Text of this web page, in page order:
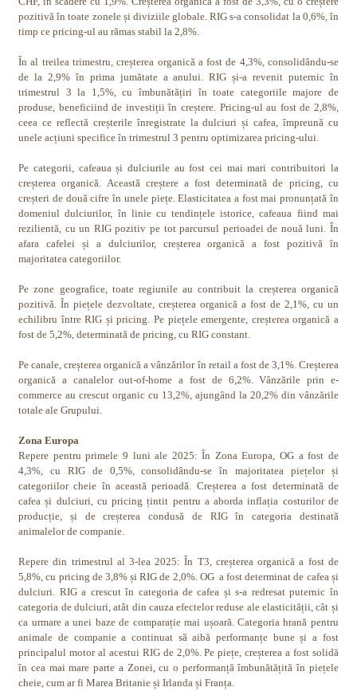
pozitivă în toate zonele și diviziile globale. RIG s-a consolidat la 0,6%, în
timp ce pricing-ul au rămas stabil la 2,8%.
În al treilea trimestru, creșterea organică a fost de 4,3%, consolidându-se
de la 2,9% în prima jumătate a anului. RIG și-a revenit puternic în
trimestrul 3 la 1,5%, cu îmbunătățiri în toate categoriile majore de
produse, beneficiind de investiții în creștere. Pricing-ul au fost de 2,8%,
ceea ce reflectă creșterile înregistrate la dulciuri și cafea, împreună cu
unele acțiuni specifice în trimestrul 3 pentru optimizarea pricing-ului.
Pe categorii, cafeaua și dulciurile au fost cei mai mari contribuitori la
creșterea organică. Această creștere a fost determinată de pricing, cu
creșteri de două cifre în unele piețe. Elasticitatea a fost mai pronunțată în
domeniul dulciurilor, în linie cu tendințele istorice, cafeaua fiind mai
rezilientă, cu un RIG pozitiv pe tot parcursul perioadei de nouă luni. În
afara cafelei și a dulciurilor, creșterea organică a fost pozitivă în
majoritatea categoriilor.
Pe zone geografice, toate regiunile au contribuit la creșterea organică
pozitivă. În piețele dezvoltate, creșterea organică a fost de 2,1%, cu un
echilibru între RIG și pricing. Pe piețele emergente, creșterea organică a
fost de 5,2%, determinată de pricing, cu RIG constant.
Pe canale, creșterea organică a vânzărilor în retail a fost de 3,1%. Creșterea
organică a canalelor out-of-home a fost de 6,2%. Vânzările prin e-
commerce au crescut organic cu 13,2%, ajungând la 20,2% din vânzările
totale ale Grupului.
Zona Europa
Repere pentru primele 9 luni ale 2025: În Zona Europa, OG a fost de
4,3%, cu RIG de 0,5%, consolidându-se în majoritatea piețelor și
categoriilor cheie în această perioadă. Creșterea a fost determinată de
cafea și dulciuri, cu pricing țintit pentru a aborda inflația costurilor de
producție, și de creșterea condusă de RIG în categoria destinată
animalelor de companie.
Repere din trimestrul al 3-lea 2025: În T3, creșterea organică a fost de
5,8%, cu pricing de 3,8% și RIG de 2,0%. OG a fost determinat de cafea și
dulciuri. RIG a crescut în categoria de cafea și s-a redresat puternic în
categoria de dulciuri, atât din cauza efectelor reduse ale elasticității, cât și
ca urmare a unei baze de comparație mai ușoară. Categoria hrană pentru
animale de companie a continuat să aibă performanțe bune și a fost
principalul motor al acestui RIG de 2,0%. Pe piețe, creșterea a fost solidă
în cea mai mare parte a Zonei, cu o performanță îmbunătățită în piețele
cheie, cum ar fi Marea Britanie și Irlanda și Franța.